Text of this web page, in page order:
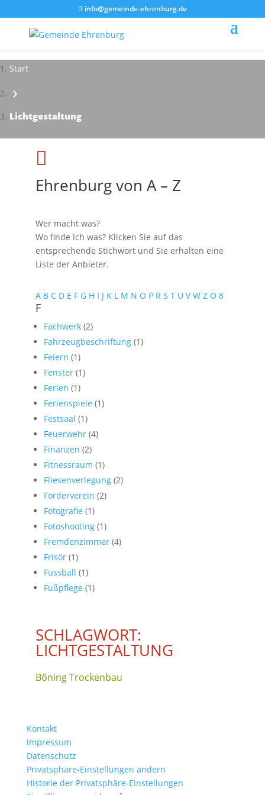
info@gemeinde-ehrenburg.de
Start
›
Lichtgestaltung

Ehrenburg von A – Z
Wer macht was?
Wo finde ich was? Klicken Sie auf das
entsprechende Stichwort und Sie erhalten eine
Liste der Anbieter.
A B C D E F G H I J K L M N O P R S T U V W Z Ö 8
F
Fachwerk (2)
Fahrzeugbeschriftung (1)
Feiern (1)
Fenster (1)
Ferien (1)
Ferienspiele (1)
Festsaal (1)
Feuerwehr (4)
Finanzen (2)
Fitnessraum (1)
Fliesenverlegung (2)
Förderverein (2)
Fotografie (1)
Fotoshooting (1)
Fremdenzimmer (4)
Frisör (1)
Fussball (1)
Fußpflege (1)
SCHLAGWORT:
LICHTGESTALTUNG
Böning Trockenbau
Kontakt
Impressum
Datenschutz
Privatsphäre-Einstellungen ändern
Historie der Privatsphäre-Einstellungen